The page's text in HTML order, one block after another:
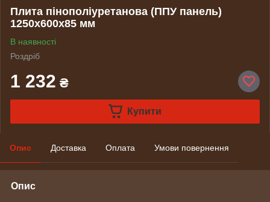
Плита пінополіуретанова (ППУ панель)
1250х600х85 мм
В наявності
Роздріб
1 232 ₴
Купити
Опис Доставка Оплата Умови повернення
Опис